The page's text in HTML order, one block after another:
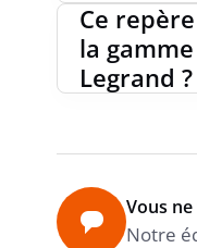
Ce
la
Legrand ?
Vous
Notre